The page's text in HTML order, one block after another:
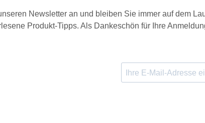
Newsletter an und bleiben Sie immer auf dem
Produkt-Tipps. Als Dankeschön für Ihre